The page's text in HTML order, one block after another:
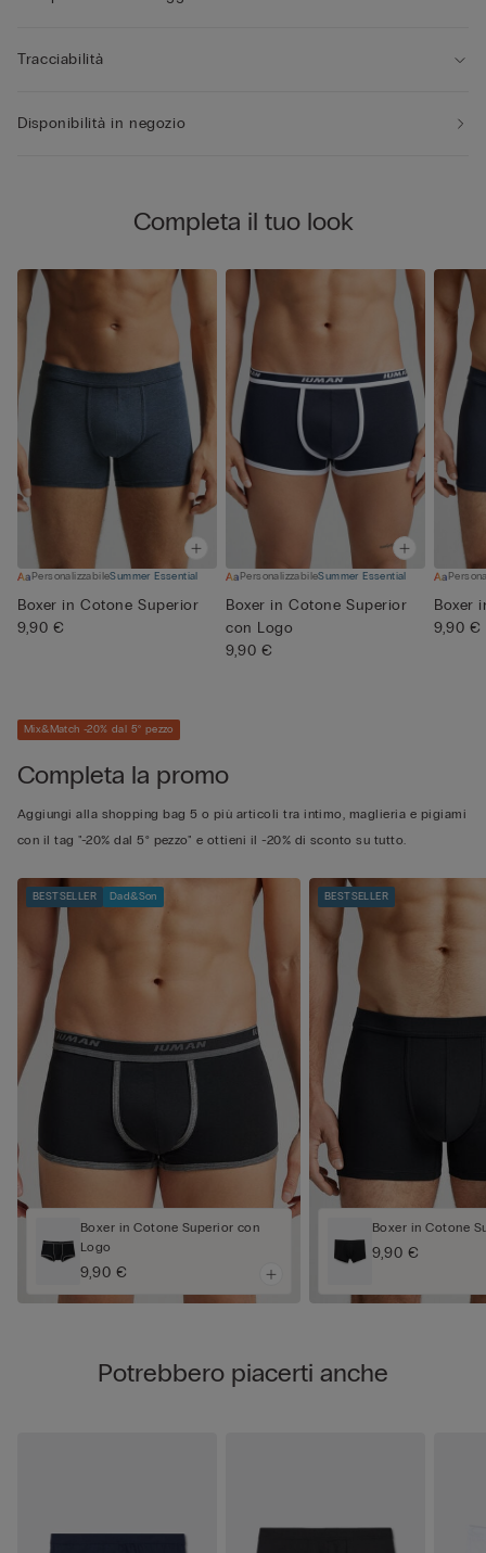
Tracciabilità
Disponibilità in negozio
Completa il tuo look
PersonalizzabileSummer Essential
Boxer in Cotone Superior
9,90 €
PersonalizzabileSummer Essential
Boxer in Cotone Superior
con Logo
9,90 €
Boxer
9,90 €
Mix&Match -20% dal 5° pezzo
Completa la promo
Aggiungi alla shopping bag 5 o più articoli tra intimo, maglieria e pigiami
con il tag "-20% dal 5° pezzo" e ottieni il -20% di sconto su tutto.
BESTSELLER Dad&Son
Boxer in Cotone Superior con
Logo
9,90 €
BESTSELLER
Boxer in Cotone
9,90 €
Potrebbero piacerti anche